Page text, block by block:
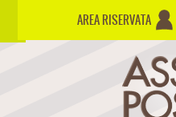
AREA RISERVATA